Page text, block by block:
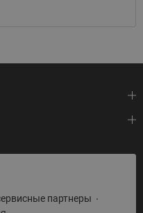
партнеры